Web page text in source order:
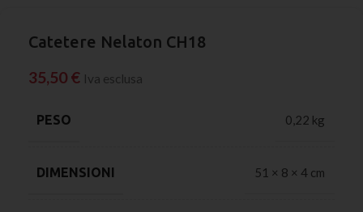
Catetere Nelaton CH18
35,50 € Iva esclusa
PESO 0,22 kg
DIMENSIONI 51 × 8 × 4 cm